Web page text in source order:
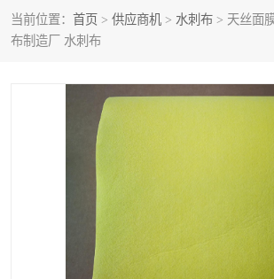
当前位置： 首页 > 供应商机 > 水刺布 > 天丝面
布制造厂 水刺布
多种清洁尘掸 珍珠纹
膏药水刺无纺布
棉柔巾水刺无纺布 印花压
地拖布
清洁抹布